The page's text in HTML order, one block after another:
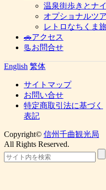
温泉街歩きとナ
オプショナルツ
レトロなちくま旅
🚗アクセス
📃お問合せ
English 繁体
サイトマップ
お問い合せ
特定商取引法に基づく
表記
Copyright© 信州千曲観光局
All Rights Reserved.